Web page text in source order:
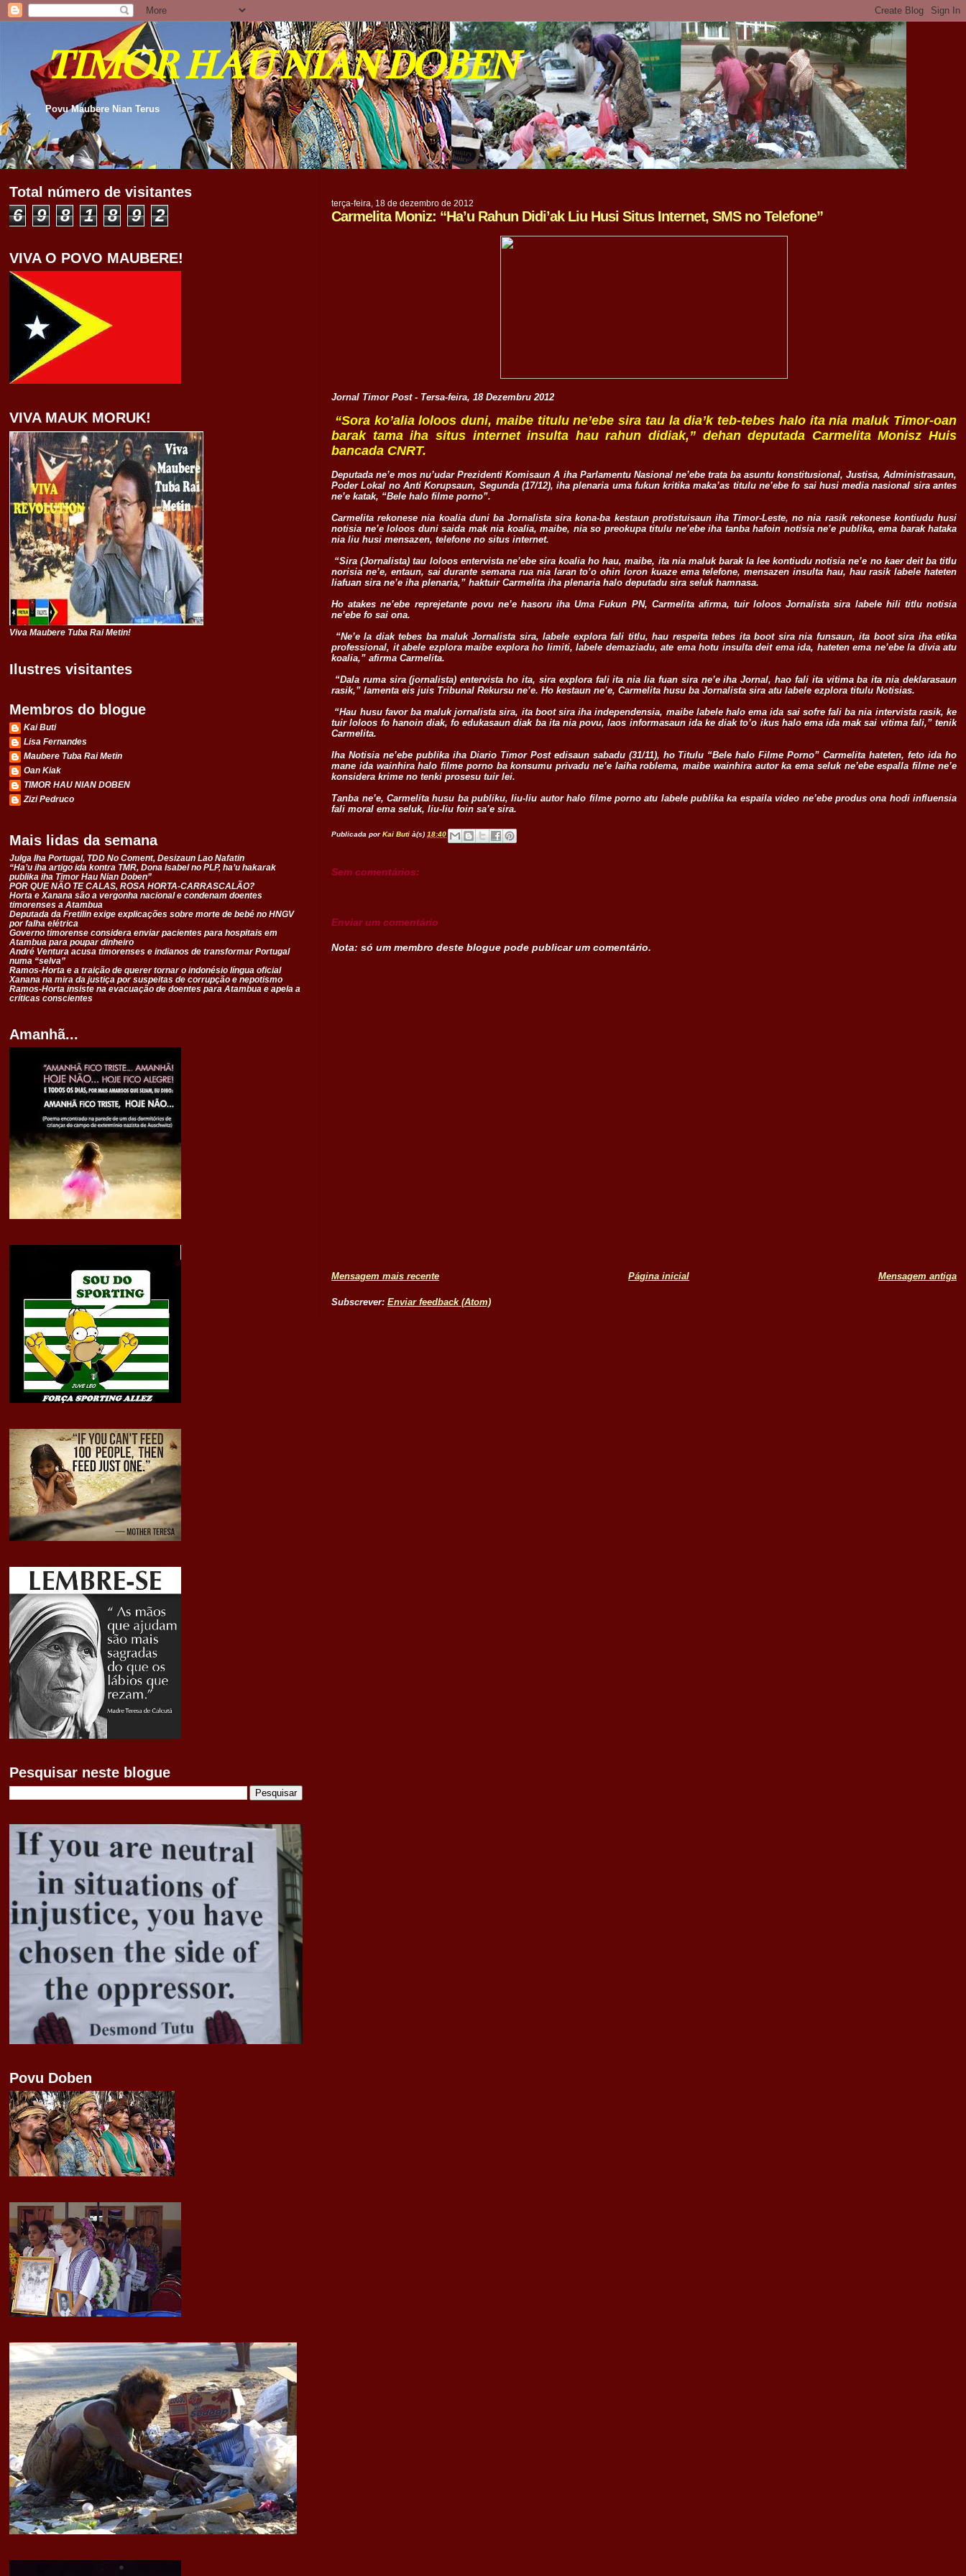
TIMOR HAU NIAN DOBEN
Povu Maubere Nian Terus
terça-feira, 18 de dezembro de 2012
Carmelita Moniz: “Ha’u Rahun Didi’ak Liu Husi Situs Internet, SMS no Telefone”
Jornal Timor Post - Tersa-feira, 18 Dezembru 2012
“Sora ko’alia loloos duni, maibe titulu ne’ebe sira tau la dia’k teb-tebes halo ita nia maluk Timor-oan
barak tama iha situs internet insulta hau rahun didiak,” dehan deputada Carmelita Monisz Huis
bancada CNRT.
Deputada ne’e mos nu’udar Prezidenti Komisaun A iha Parlamentu Nasional ne’ebe trata ba asuntu konstitusional, Justisa, Administrasaun,
Poder Lokal no Anti Korupsaun, Segunda (17/12), iha plenaria uma fukun kritika maka’as titulu ne’ebe fo sai husi media nasional sira antes
ne’e katak, “Bele halo filme porno”.
Carmelita rekonese nia koalia duni ba Jornalista sira kona-ba kestaun protistuisaun iha Timor-Leste, no nia rasik rekonese kontiudu husi
notisia ne’e loloos duni saida mak nia koalia, maibe, nia so preokupa titulu ne’ebe iha tanba hafoin notisia ne’e publika, ema barak hataka
nia liu husi mensazen, telefone no situs internet.
“Sira (Jornalista) tau loloos entervista ne’ebe sira koalia ho hau, maibe, ita nia maluk barak la lee kontiudu notisia ne’e no kaer deit ba titlu
norisia ne’e, entaun, sai durante semana rua nia laran to’o ohin loron kuaze ema telefone, mensazen insulta hau, hau rasik labele hateten
liafuan sira ne’e iha plenaria,” haktuir Carmelita iha plenaria halo deputadu sira seluk hamnasa.
Ho atakes ne’ebe reprejetante povu ne’e hasoru iha Uma Fukun PN, Carmelita afirma, tuir loloos Jornalista sira labele hili titlu notisia
ne’ebe fo sai ona.
“Ne’e la diak tebes ba maluk Jornalista sira, labele explora fali titlu, hau respeita tebes ita boot sira nia funsaun, ita boot sira iha etika
professional, it abele ezplora maibe explora ho limiti, labele demaziadu, ate ema hotu insulta deit ema ida, hateten ema ne’ebe la divia atu
koalia,” afirma Carmelita.
“Dala ruma sira (jornalista) entervista ho ita, sira explora fali ita nia lia fuan sira ne’e iha Jornal, hao fali ita vitima ba ita nia deklarasaun
rasik,” lamenta eis juis Tribunal Rekursu ne’e. Ho kestaun ne’e, Carmelita husu ba Jornalista sira atu labele ezplora titulu Notisias.
“Hau husu favor ba maluk jornalista sira, ita boot sira iha independensia, maibe labele halo ema ida sai sofre fali ba nia intervista rasik, ke
tuir loloos fo hanoin diak, fo edukasaun diak ba ita nia povu, laos informasaun ida ke diak to’o ikus halo ema ida mak sai vitima fali,” tenik
Carmelita.
Iha Notisia ne’ebe publika iha Diario Timor Post edisaun sabadu (31/11), ho Titulu “Bele halo Filme Porno” Carmelita hateten, feto ida ho
mane ida wainhira halo filme porno ba konsumu privadu ne’e laiha roblema, maibe wainhira autor ka ema seluk ne’ebe espalla filme ne’e
konsidera krime no tenki prosesu tuir lei.
Tanba ne’e, Carmelita husu ba publiku, liu-liu autor halo filme porno atu labele publika ka espaila video ne’ebe produs ona hodi influensia
fali moral ema seluk, liu-liu foin sa’e sira.
Publicada porKai Buti à(s)18:40
Sem comentários:
Enviar um comentário
Nota: só um membro deste blogue pode publicar um comentário.
Mensagem mais recente Mensagem antiga
Página inicial
Subscrever:Enviar feedback (Atom)
Total número de visitantes
6 9 8 1 8 9 2
VIVA O POVO MAUBERE!
VIVA MAUK MORUK!
Viva Maubere Tuba Rai Metin!
Ilustres visitantes
Membros do blogue
Kai Buti
Lisa Fernandes
Maubere Tuba Rai Metin
Oan Kiak
TIMOR HAU NIAN DOBEN
Zizi Pedruco
Mais lidas da semana
Julga Iha Portugal, TDD No Coment, Desizaun Lao Nafatin
“Ha’u iha artigo ida kontra TMR, Dona Isabel no PLP, ha’u hakarak
publika iha Timor Hau Nian Doben”
POR QUE NÃO TE CALAS, ROSA HORTA-CARRASCALÃO?
Horta e Xanana são a vergonha nacional e condenam doentes
timorenses a Atambua
Deputada da Fretilin exige explicações sobre morte de bebé no HNGV
por falha elétrica
Governo timorense considera enviar pacientes para hospitais em
Atambua para poupar dinheiro
André Ventura acusa timorenses e indianos de transformar Portugal
numa “selva”
Ramos-Horta e a traição de querer tornar o indonésio língua oficial
Xanana na mira da justiça por suspeitas de corrupção e nepotismo
Ramos-Horta insiste na evacuação de doentes para Atambua e apela a
críticas conscientes
Amanhã...
Pesquisar neste blogue
Povu Doben